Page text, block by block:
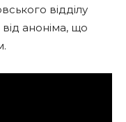
відділу
аноніма, що